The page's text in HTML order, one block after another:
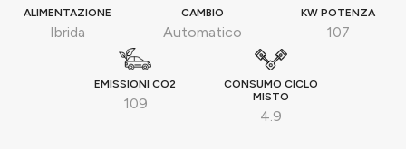
ALIMENTAZIONE
Ibrida
CAMBIO
Automatico
KW POTENZA
107
EMISSIONI CO2
109
CONSUMO CICLO
MISTO
4.9